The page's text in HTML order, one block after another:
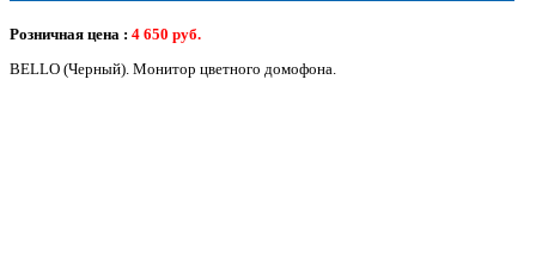
Розничная цена : 4 650 руб.
BELLO (Черный). Монитор цветного домофона.